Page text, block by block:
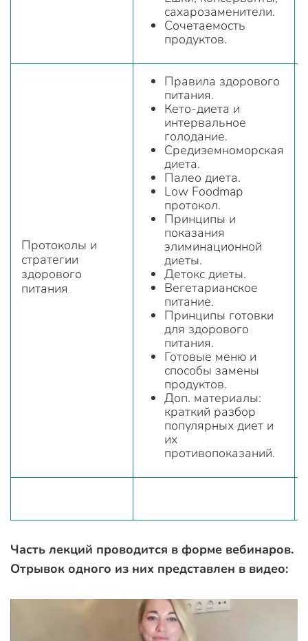
сахарозаменители.
Сочетаемость
продуктов.
Протоколы и
стратегии
здорового
питания
Правила здорового
питания.
Кето-диета и
интервальное
голодание.
Средиземноморская
диета.
Палео диета.
Low Foodmap
протокол.
Принципы и
показания
элиминационной
диеты.
Детокс диеты.
Вегетарианское
питание.
Принципы готовки
для здорового
питания.
Готовые меню и
способы замены
продуктов.
Доп. материалы:
краткий разбор
популярных диет и
их
противопоказаний.
Часть лекций проводится в форме вебинаров.
Отрывок одного из них представлен в видео: